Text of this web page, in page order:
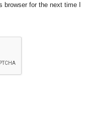
browser for the next time I